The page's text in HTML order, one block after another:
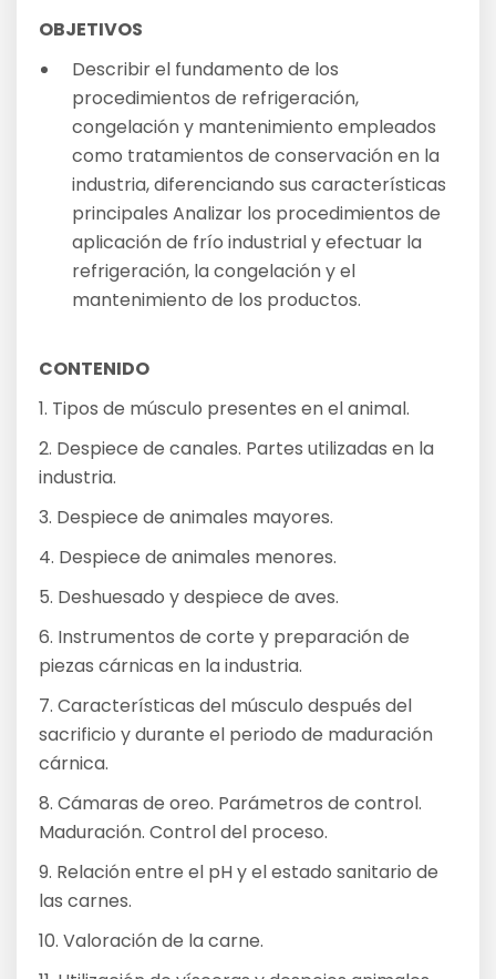
OBJETIVOS
Describir el fundamento de los
procedimientos de refrigeración,
congelación y mantenimiento empleados
como tratamientos de conservación en la
industria, diferenciando sus características
principales Analizar los procedimientos de
aplicación de frío industrial y efectuar la
refrigeración, la congelación y el
mantenimiento de los productos.
CONTENIDO
1. Tipos de músculo presentes en el animal.
2. Despiece de canales. Partes utilizadas en la
industria.
3. Despiece de animales mayores.
4. Despiece de animales menores.
5. Deshuesado y despiece de aves.
6. Instrumentos de corte y preparación de
piezas cárnicas en la industria.
7. Características del músculo después del
sacrificio y durante el periodo de maduración
cárnica.
8. Cámaras de oreo. Parámetros de control.
Maduración. Control del proceso.
9. Relación entre el pH y el estado sanitario de
las carnes.
10. Valoración de la carne.